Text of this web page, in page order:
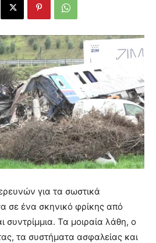
για τα σωστικά
σε ένα σκηνικό φρίκης από
συντρίμμια. Τα μοιραία λάθη, ο
τα συστήματα ασφαλείας και